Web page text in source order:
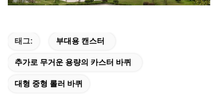
태그: 부대용 캔스터
추가로 무거운 용량의 카스터 바퀴
대형 중형 롤러 바퀴